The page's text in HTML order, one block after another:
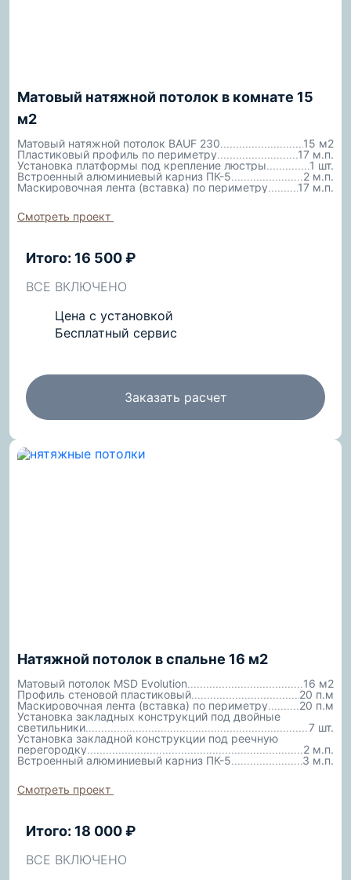
Матовый натяжной потолок в комнате 15
м2
Матовый натяжной потолок BAUF 230
15 м2
Пластиковый профиль по периметру
17 м.п.
Установка платформы под крепление люстры
1 шт.
Встроенный алюминиевый карниз ПК-5
2 м.п.
Маскировочная лента (вставка) по периметру
17 м.п.
Смотреть проект
Итого: 16 500 ₽
ВСЕ ВКЛЮЧЕНО
Цена с установкой
Бесплатный сервис
Заказать расчет
Натяжной потолок в спальне 16 м2
Матовый потолок MSD Evolution
16 м2
Профиль стеновой пластиковый
20 п.м
Маскировочная лента (вставка) по периметру
20 п.м
Установка закладных конструкций под двойные
светильники
7 шт.
Установка закладной конструкции под реечную
перегородку
2 м.п.
Встроенный алюминиевый карниз ПК-5
3 м.п.
Смотреть проект
Итого: 18 000 ₽
ВСЕ ВКЛЮЧЕНО